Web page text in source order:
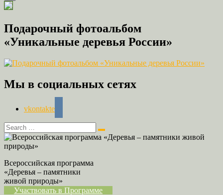
Copy
Подарочный фотоальбом
«Уникальные деревья России»
Мы в социальных сетях
vkontakte
Всероссийская программа
«Деревья – памятники
живой природы»
Участвовать в Программе